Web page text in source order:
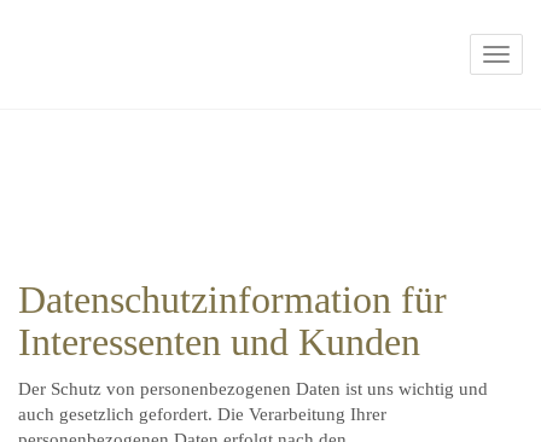
Datenschutzinformation für
Interessenten und Kunden
Der Schutz von personenbezogenen Daten ist uns wichtig und
auch gesetzlich gefordert. Die Verarbeitung Ihrer